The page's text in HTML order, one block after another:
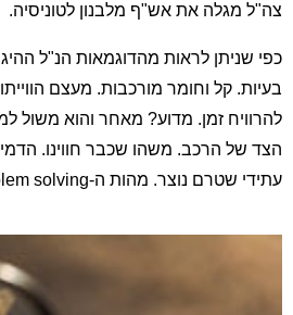
צה"ל מגלה את אש"ף מלבנון לטוניסיה.
כפי שניתן לראות מהדוגמאות הנ"ל
בעיות. קל וחומר מורכבות. מעצם
להרוויח זמן. מדוע? מאחר והוא
הצד של הרכב. משהו שכבר חווינו.
עתידי שטרם נוצר. מהות ה-Problem solving.